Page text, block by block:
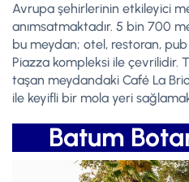
Avrupa şehirlerinin etkileyici
anımsatmaktadır. 5 bin 700
bu meydan; otel, restoran,
Piazza kompleksi ile çevrilidir.
taşan meydandaki Café La
ile keyifli bir mola yeri
Batum